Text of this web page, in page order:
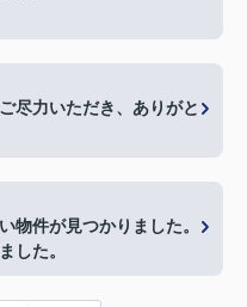
尽力いただき、ありがと
物件が見つかりました。
した。